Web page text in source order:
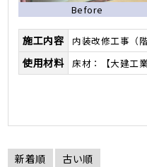
Before
施工内容 内装改修工事（
使用材料 床材：【大建工
新着順 古い順